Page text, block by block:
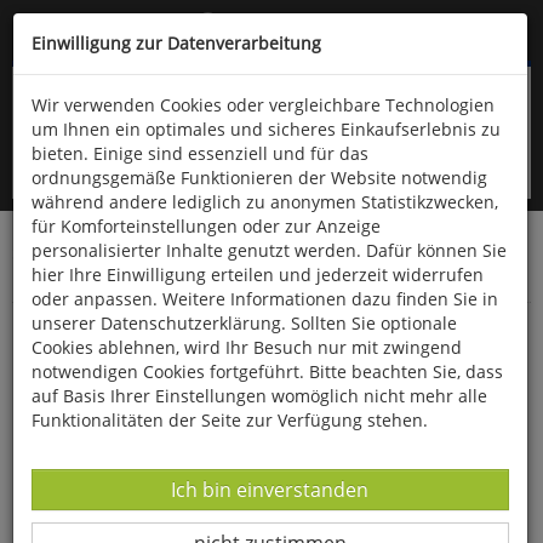
Kompletten Head der Seite überspringen
oder (06766) 9323-960
Startseite Haushalt & Garten
Küche & Haushalt
Küchenhelfer
Käseschneidbrett mit Besteck
Einwilligung zur Datenverarbeitung
Wir verwenden Cookies oder vergleichbare Technologien
um Ihnen ein optimales und sicheres Einkaufserlebnis zu
bieten. Einige sind essenziell und für das
ordnungsgemäße Funktionieren der Website notwendig
während andere lediglich zu anonymen Statistikzwecken,
für Komforteinstellungen oder zur Anzeige
personalisierter Inhalte genutzt werden. Dafür können Sie
hier Ihre Einwilligung erteilen und jederzeit widerrufen
oder anpassen. Weitere Informationen dazu finden Sie in
unserer Datenschutzerklärung. Sollten Sie optionale
Cookies ablehnen, wird Ihr Besuch nur mit zwingend
notwendigen Cookies fortgeführt. Bitte beachten Sie, dass
auf Basis Ihrer Einstellungen womöglich nicht mehr alle
Funktionalitäten der Seite zur Verfügung stehen.
Datenverarbeitung -
Ich bin einverstanden